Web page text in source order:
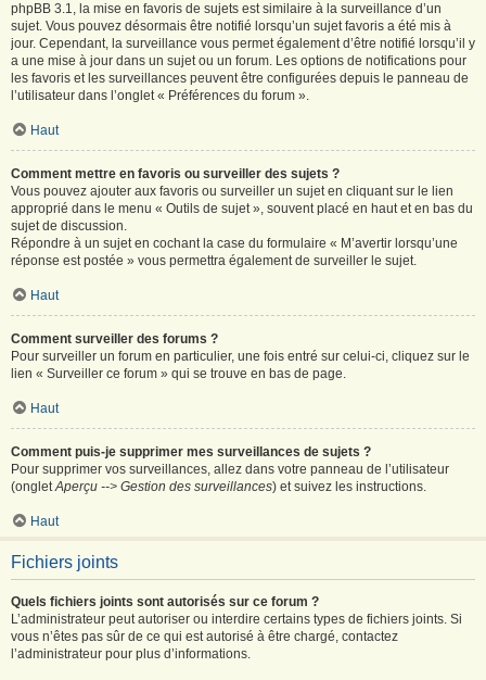
phpBB 3.1, la mise en favoris de sujets est similaire à la surveillance d’un
sujet. Vous pouvez désormais être notifié lorsqu’un sujet favoris a été mis à
jour. Cependant, la surveillance vous permet également d’être notifié lorsqu’il y
a une mise à jour dans un sujet ou un forum. Les options de notifications pour
les favoris et les surveillances peuvent être configurées depuis le panneau de
l’utilisateur dans l’onglet « Préférences du forum ».
Haut
Comment mettre en favoris ou surveiller des sujets ?
Vous pouvez ajouter aux favoris ou surveiller un sujet en cliquant sur le lien
approprié dans le menu « Outils de sujet », souvent placé en haut et en bas du
sujet de discussion.
Répondre à un sujet en cochant la case du formulaire « M’avertir lorsqu’une
réponse est postée » vous permettra également de surveiller le sujet.
Haut
Comment surveiller des forums ?
Pour surveiller un forum en particulier, une fois entré sur celui-ci, cliquez sur le
lien « Surveiller ce forum » qui se trouve en bas de page.
Haut
Comment puis-je supprimer mes surveillances de sujets ?
Pour supprimer vos surveillances, allez dans votre panneau de l’utilisateur
(ongletAperçu --> Gestion des surveillances) et suivez les instructions.
Haut
Fichiers joints
Quels fichiers joints sont autorisés sur ce forum ?
L’administrateur peut autoriser ou interdire certains types de fichiers joints. Si
vous n’êtes pas sûr de ce qui est autorisé à être chargé, contactez
l’administrateur pour plus d’informations.